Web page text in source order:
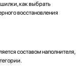
как выбрать
восстановления
составом наполнителя,